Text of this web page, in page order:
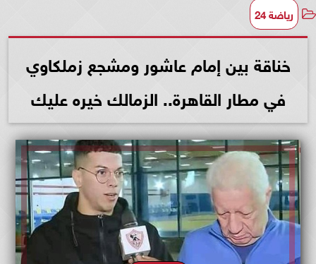
رياضة 24
خناقة بين إمام عاشور ومشجع زملكاوي
في مطار القاهرة.. الزمالك خيره عليك